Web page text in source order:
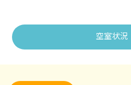
空室状況